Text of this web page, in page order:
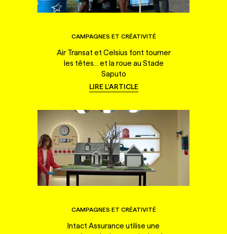
CAMPAGNES ET CRÉATIVITÉ
Air Transat et Celsius font tourner
les têtes... et la roue au Stade
Saputo
LIRE L'ARTICLE
CAMPAGNES ET CRÉATIVITÉ
Intact Assurance utilise une